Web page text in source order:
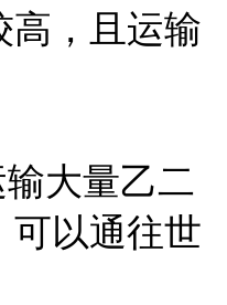
高，且运输
大量乙二
可以通往世